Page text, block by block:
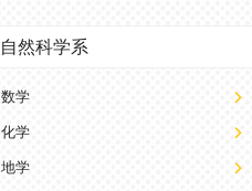
自然科学系
数学
化学
地学